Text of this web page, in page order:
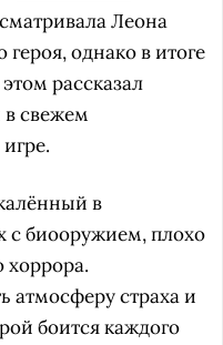
Леона
героя, однако в итоге
рассказал
свежем
в
с биооружием, плохо
хоррора.
атмосферу страха и
боится каждого